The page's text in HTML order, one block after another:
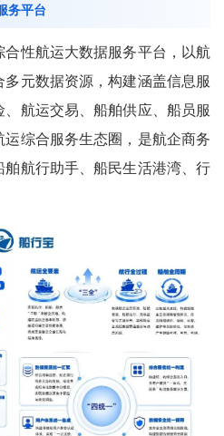
务平台
性航运大数据服务平台，以航
元数据资源，构建涵盖信息服
航运交易、船舶供应、船员服
综合服务生态圈，是航企商务
航行助手、船民生活港湾、行